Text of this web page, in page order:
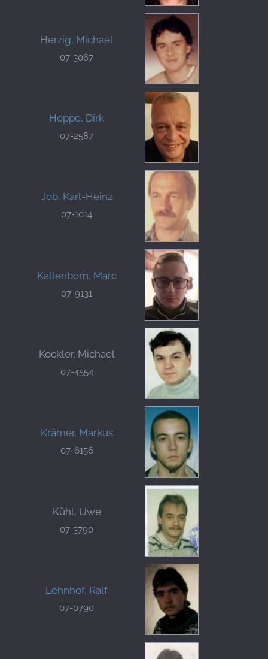
Herzig, Michael
07-3067
Hoppe, Dirk
07-2587
Job, Karl-Heinz
07-1014
Kallenborn, Marc
07-9131
Kockler, Michael
07-4554
Krämer, Markus
07-6156
Kühl, Uwe
07-3790
Lehnhof, Ralf
07-0790